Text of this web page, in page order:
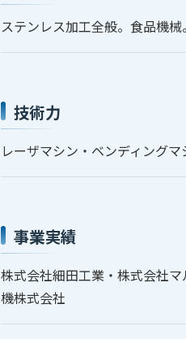
ステンレス加工全般。食品機
技術力
レーザマシン・ベンディング
事業実績
株式会社細田工業・株式会社
機株式会社